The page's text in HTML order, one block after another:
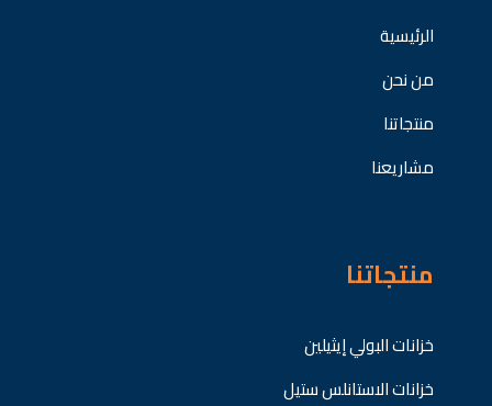
منتجاتنا
خزانات البولي إيثيلين
خزانات الاستانلس ستيل
الرئيسية
من نحن
منتجاتنا
مشاريعنا